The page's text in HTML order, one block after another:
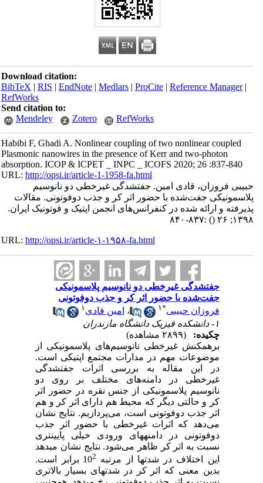
Download citation:
BibTeX|RIS|EndNote|Medlars|ProCite|Reference Manager
RefWorks
Send citation to:
Mendeley
Zotero RefWorks
Habibi F, Ghadi A. Nonlinear coupling of two nonlinear coupled
Plasmonic nanowires in the presence of Kerr and two-photon
absorption. ICOP & ICPET _ INPC _ ICOFS 2020; 26 :837-840
URL:http://opsi.ir/article-1-1958-fa.html
حبیبی فروزان، قادی امین. جفت‎شدگی غیرخطی دو نانوسیم
پلاسمونیکی جفت‌شده با حضور اثر کر و جذب دوفوتونی. مقالات
پذیرفته و ارائه شده در کنفرانس‌های انجمن اپتیک و فوتونیک ایران.
۱۳۹۸; ۲۶
() :۸۳۷-۸۴۰
URL:http://opsi.ir/article-۱-۱۹۵۸-fa.html
جفت‎شدگی غیرخطی دو نانوسیم پلاسمونیکی
جفت‌شده با حضور اثر کر و جذب دوفوتونی
فروزان حبیبی
۱ ،امین قادی۱
چکیده:
برهمکنش غیرخطی نانوسیمهای پلاسمونیکی از
موضوعات مهم در مدارات مجتمع اپتیکی است.
در این مقاله به بررسی اثرات جفت‎شدگی
غیرخطی در دامنههای مختلف بر روی دو
نانوسیم پلاسمونیکی از جنس نقره در حضور اثر
کر و حالتی دیگر که محیط هم دارای اثر کر و هم
اثر جذب دوفوتونی است، میپردازیم. نتایج نشان
میدهد که اثرات غیرخطی با حضور اثر جذب
دوفوتونی در دامنه‎های ورودی خیلی پایینتری
نسبت به اثر کر ظاهر می‎‌‎شود. نتایج نشان می‎دهد
این اختلاف در شدت­ها از مرتبه 10
برابر است.
بدین معنی که اثر کر در شدت­های بسیار بالاتری